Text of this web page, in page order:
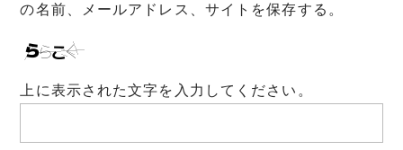
の名前、メールアドレス、サイトを保存する。
上に表示された文字を入力してください。